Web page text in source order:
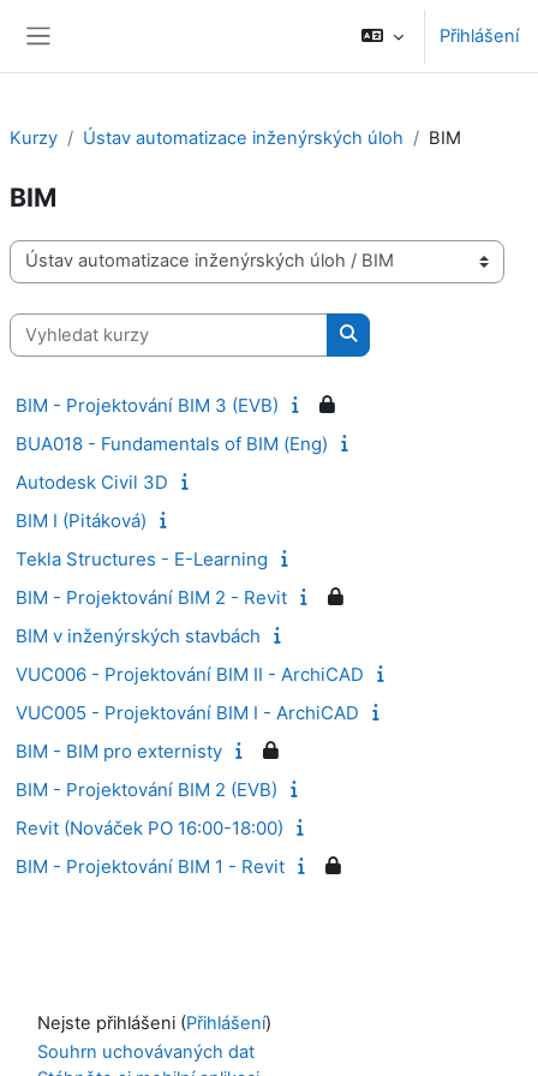
Přihlášení
Kurzy Ústav automatizace inženýrských úloh BIM
BIM
Kategorie kurzů
Vyhledat kurzy
Vyhledat kurzy
BIM - Projektování BIM 3 (EVB)
BUA018 - Fundamentals of BIM (Eng)
Autodesk Civil 3D
BIM I (Pitáková)
Tekla Structures - E-Learning
BIM - Projektování BIM 2 - Revit
BIM v inženýrských stavbách
VUC006 - Projektování BIM II - ArchiCAD
VUC005 - Projektování BIM I - ArchiCAD
BIM - BIM pro externisty
BIM - Projektování BIM 2 (EVB)
Revit (Nováček PO 16:00-18:00)
BIM - Projektování BIM 1 - Revit
Nejste přihlášeni (Přihlášení)
Souhrn uchovávaných dat